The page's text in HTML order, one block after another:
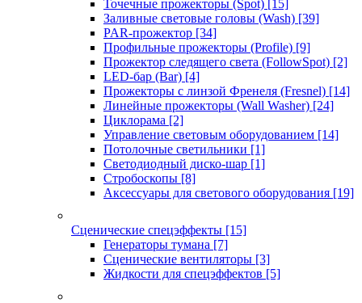
Точечные прожекторы (Spot) [15]
Заливные световые головы (Wash) [39]
PAR-прожектор [34]
Профильные прожекторы (Profile) [9]
Прожектор следящего света (FollowSpot) [2]
LED-бар (Bar) [4]
Прожекторы с линзой Френеля (Fresnel) [14]
Линейные прожекторы (Wall Washer) [24]
Циклорама [2]
Управление световым оборудованием [14]
Потолочные светильники [1]
Светодиодный диско-шар [1]
Стробоскопы [8]
Аксессуары для светового оборудования [19]
Сценические спецэффекты [15]
Генераторы тумана [7]
Сценические вентиляторы [3]
Жидкости для спецэффектов [5]